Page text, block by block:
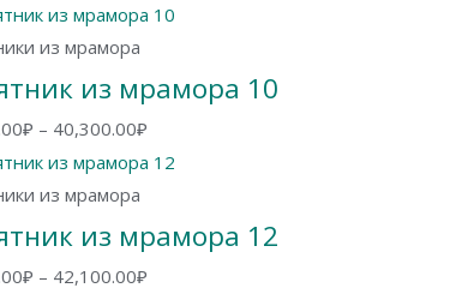
из мрамора
из мрамора 10
₽ – 40,300.00₽
цен:
40,300.00₽
из мрамора
из мрамора 12
₽ – 42,100.00₽